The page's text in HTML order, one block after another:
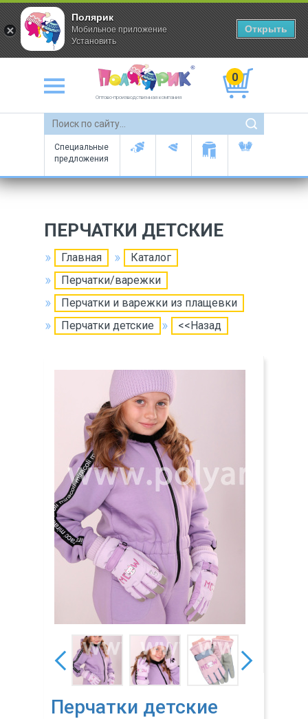
Оптово-производственная компания
0
Специальные
предложения
ПЕРЧАТКИ ДЕТСКИЕ
Главная
Каталог
Перчатки/варежки
Перчатки и варежки из плащевки
Перчатки детские
<<Назад
Перчатки детские
Полярик
Мобильное приложение
Установить
Открыть